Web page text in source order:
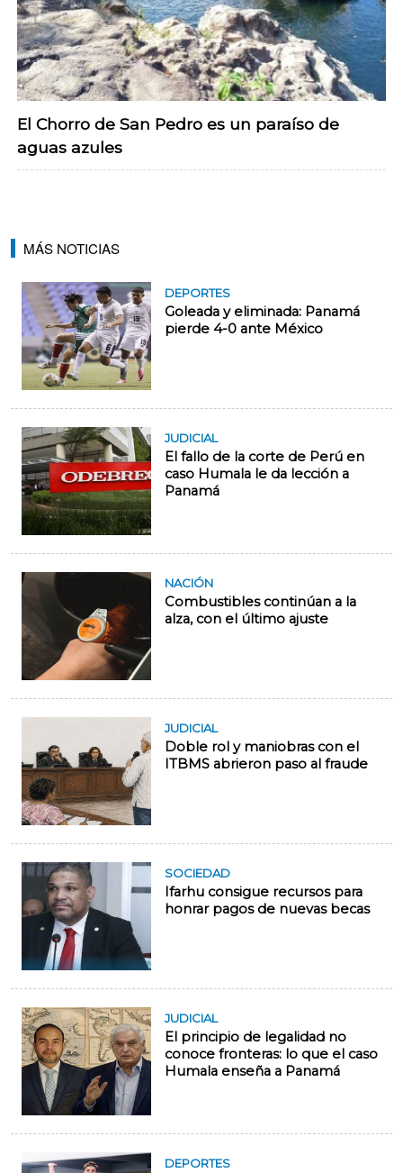
El Chorro de San Pedro es un paraíso de
aguas azules
MÁS NOTICIAS
DEPORTES
Goleada y eliminada: Panamá
pierde 4-0 ante México
JUDICIAL
El fallo de la corte de Perú en
caso Humala le da lección a
Panamá
NACIÓN
Combustibles continúan a la
alza, con el último ajuste
JUDICIAL
Doble rol y maniobras con el
ITBMS abrieron paso al fraude
SOCIEDAD
Ifarhu consigue recursos para
honrar pagos de nuevas becas
JUDICIAL
El principio de legalidad no
conoce fronteras: lo que el caso
Humala enseña a Panamá
DEPORTES